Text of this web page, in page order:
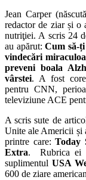
Jean Carper
redactor de ziar și o
nutriţiei. A scris 24
au apărut:Cum să-
vindecări
preveni boala
vârstei. A fost
pentru CNN,
televiziune ACE
A scris sute de
Unite ale Americii și
printre care: Today
Extra. Rubrica ei
suplimentul USA
600 de ziare